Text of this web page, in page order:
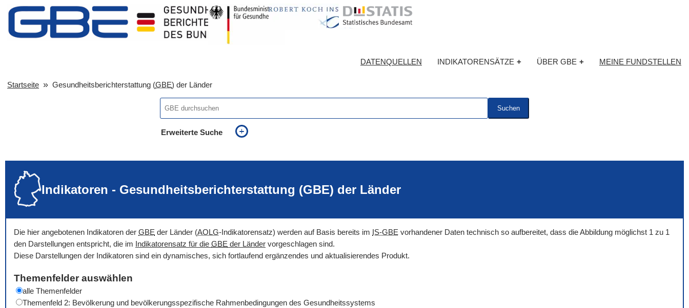
DATENQUELLEN INDIKATORENSÄTZE + ÜBER GBE + MEINE FUNDSTELLEN
Startseite Gesundheitsberichterstattung (GBE) der Länder
Suchen
Erweiterte Suche
Indikatoren - Gesundheitsberichterstattung (GBE) der Länder
Die hier angebotenen Indikatoren der GBE der Länder (AOLG-Indikatorensatz) werden auf Basis bereits im IS-GBE vorhandener Daten technisch so aufbereitet, dass die Abbildung möglichst 1 zu 1
den Darstellungen entspricht, die im Indikatorensatz für die GBE der Länder vorgeschlagen sind.
Diese Darstellungen der Indikatoren sind ein dynamisches, sich fortlaufend ergänzendes und aktualisierendes Produkt.
Themenfelder auswählen
alle Themenfelder
Themenfeld 2: Bevölkerung und bevölkerungsspezifische Rahmenbedingungen des Gesundheitssystems